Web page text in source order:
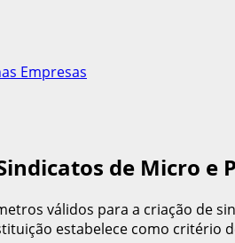
Empresas
de Micro e
válidos para a criação de
estabelece como critério